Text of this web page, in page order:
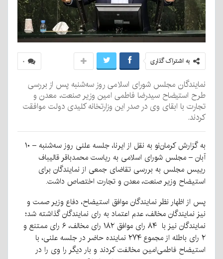
۰ به اشتراک گذاری
نمایندگان مجلس شورای اسلامی روز سه‌شنبه پس از بررسی
طرح استیضاح سیدرضا فاطمی امین وزیر صنعت، معدن و
تجارت با ابقای وی در صدر این وزارتخانه کلیدی دولت موافقت
کردند.
به گزارش کرمان‌نو به نقل از ایرنا، جلسه علنی روز سه‌شنبه – ۱۰
آبان – مجلس شورای اسلامی به ریاست محمدباقر قالیباف
رییس مجلس به بررسی تقاضای جمعی از نمایندگان برای
استیضاح وزیر صنعت، معدن و تجارت اختصاص داشت.
پس از اظهار نظر نمایندگان موافق استیضاح، دفاع وزیر صمت و
نیز نمایندگان مخالف، عدم اعتماد به رای نمایندگان گذاشته شد؛
نمایندگان نیز با ۸۴ رای موافق ۱۸۲ رای مخالف، ۶ رای ممتنع و
۲ رای باطله از مجموع ۲۷۴ نماینده حاضر در جلسه علنی، با
استیضاح فاطمی‌امین مخالفت کردند و بار دیگر را وی را در